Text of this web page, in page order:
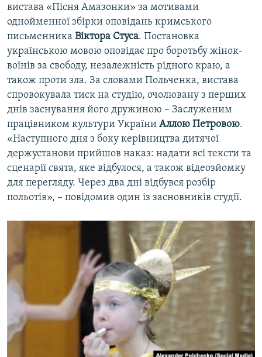
вистава «Пісня Амазонки» за мотивами
однойменної збірки оповідань кримського
письменника Віктора Стуса. Постановка
українською мовою оповідає про боротьбу жінок-
воїнів за свободу, незалежність рідного краю, а
також проти зла. За словами Польченка, вистава
спровокувала тиск на студію, очолювану з перших
днів заснування його дружиною – Заслуженим
працівником культури України Аллою Петровою.
«Наступного дня з боку керівництва дитячої
держустанови прийшов наказ: надати всі тексти та
сценарії свята, яке відбулося, а також відеозйомку
для перегляду. Через два дні відбувся розбір
польотів», – повідомив один із засновників студії.